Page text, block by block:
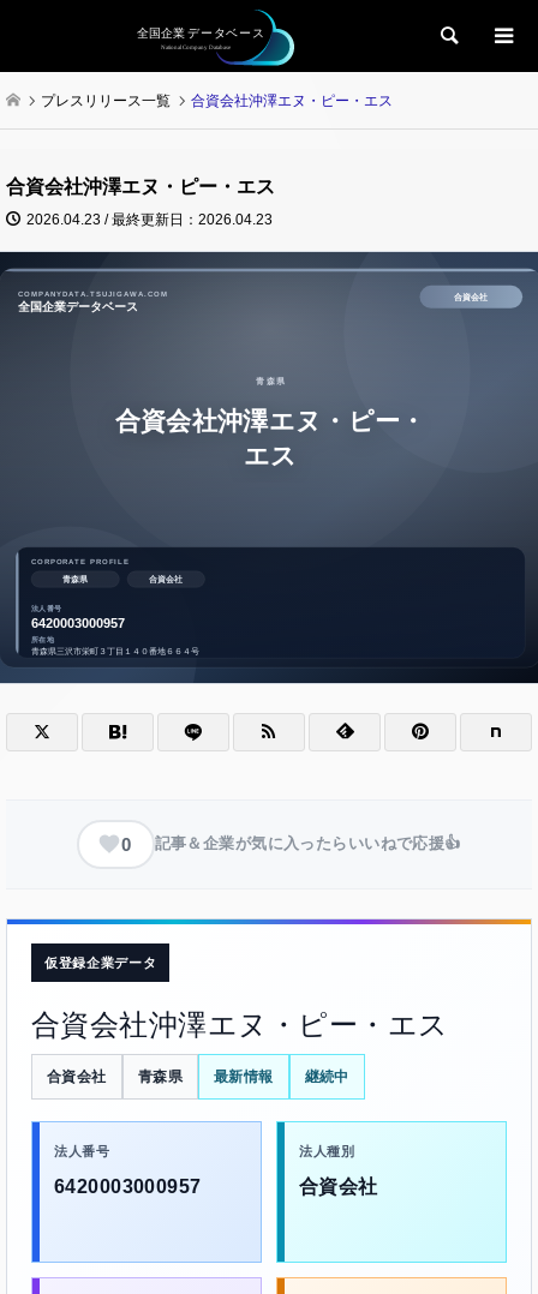
検索
プレスリリース一覧 合資会社沖澤エヌ・ピー・エス
合資会社沖澤エヌ・ピー・エス
2026.04.23 / 最終更新日：2026.04.23
0 記事＆企業が気に入ったらいいねで応援👍
仮登録企業データ
合資会社沖澤エヌ・ピー・エス
合資会社 青森県 最新情報 継続中
法人番号
6420003000957
法人種別
合資会社